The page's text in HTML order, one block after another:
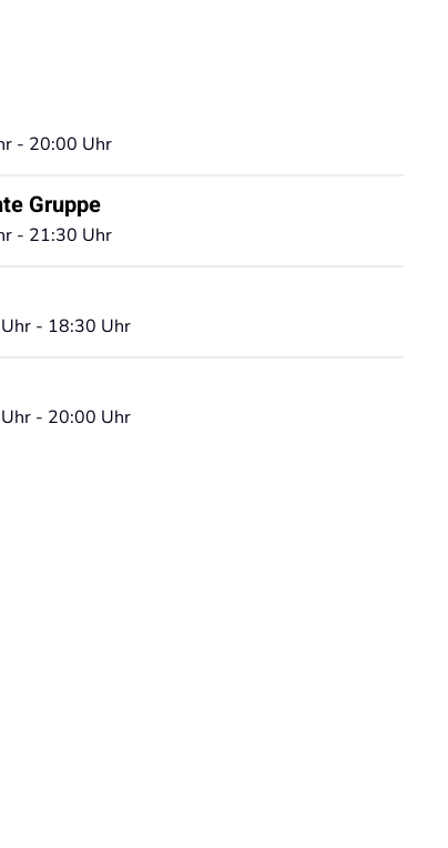
- 20:00 Uhr
Gruppe
- 21:30 Uhr
- 18:30 Uhr
- 20:00 Uhr